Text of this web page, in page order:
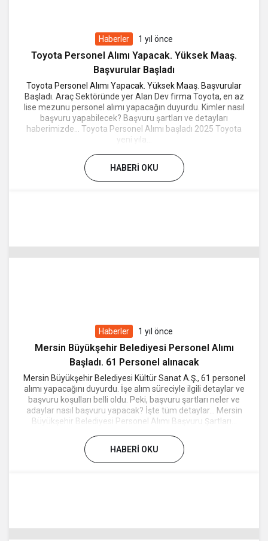
Haberler 1 yıl önce
Toyota Personel Alımı Yapacak. Yüksek Maaş.
Başvurular Başladı
Toyota Personel Alımı Yapacak. Yüksek Maaş. Başvurular
Başladı. Araç Sektöründe yer Alan Dev firma Toyota, en az
lise mezunu personel alımı yapacağın duyurdu. Kimler nasıl
başvuru yapabilecek? Başvuru şartları ve detayları
haberimizde... Toyota Personel Alımı başladı 2025 Toyota
yeni yıla...
HABERI OKU
Haberler 1 yıl önce
Mersin Büyükşehir Belediyesi Personel Alımı
Başladı. 61 Personel alınacak
Mersin Büyükşehir Belediyesi Kültür Sanat A.Ş., 61 personel
alımı yapacağını duyurdu. İşe alım süreciyle ilgili detaylar ve
başvuru koşulları belli oldu. Peki, başvuru şartları neler ve
adaylar nasıl başvuru yapacak? İşte tüm detaylar… Mersin
Büyükşehir Belediyesi Personel Alımı Başvuru Şartları...
HABERI OKU